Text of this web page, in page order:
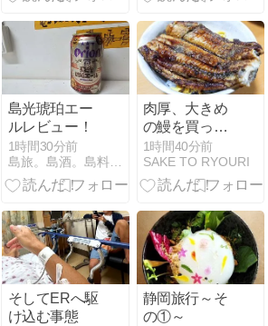
ヴァイツェ
ン）de 勝山館
の極上ソーセ
ージ、
GUINNESS（ギ
ネス） de ブ
ルーチーズと
ドライレーズ
ンのパスタ、
締めはサッポ
ロ一番味噌ラ
ーメン
島光琥珀エー
ルレビュー！
1時間30分前
島旅。島酒。島料理。
肉厚、大きめ
の鰻を買った
ので夫婦で
「鰻丼」
1時間40分前
SAKE TO RYOURI
そしてERへ駆
け込む事態
静岡旅行～そ
の①～